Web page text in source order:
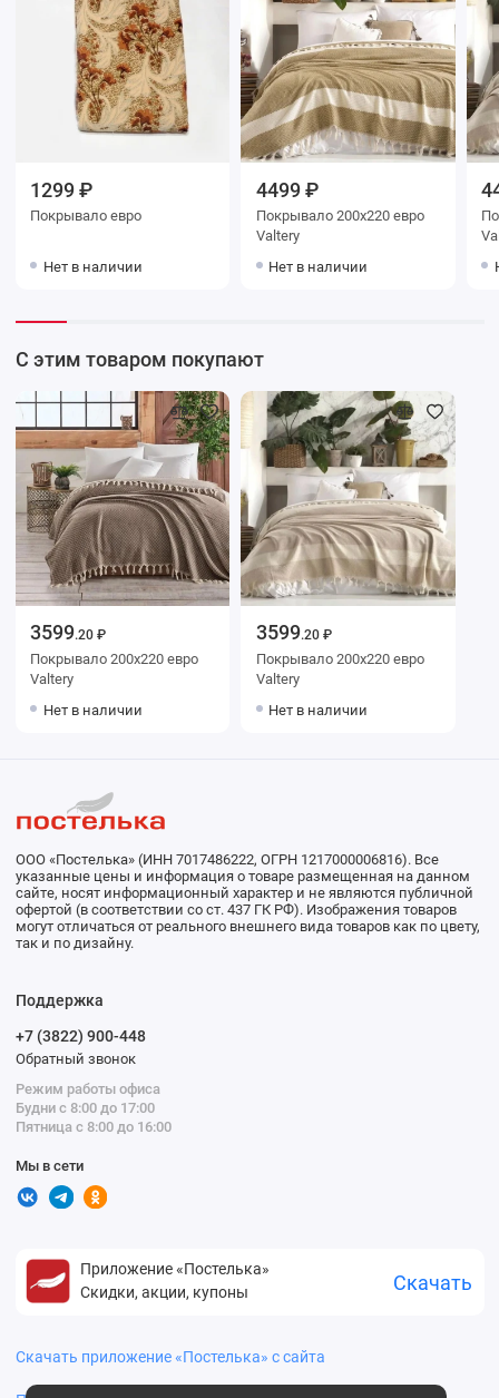
1299 ₽
Покрывало евро
Нет в наличии
4499 ₽
Покрывало 200х220 евро
Valtery
Нет в наличии
С этим товаром покупают
3599.20 ₽
Покрывало 200х220 евро
Valtery
Нет в наличии
3599.20 ₽
Покрывало 200х220 евро
Valtery
Нет в наличии
ООО «Постелька» (ИНН 7017486222, ОГРН 1217000006816). Все
указанные цены и информация о товаре размещенная на данном
сайте, носят информационный характер и не являются публичной
офертой (в соответствии со ст. 437 ГК РФ). Изображения товаров
могут отличаться от реального внешнего вида товаров как по цвету,
так и по дизайну.
Поддержка
+7 (3822) 900-448
Обратный звонок
Режим работы офиса
Будни с 8:00 до 17:00
Пятница с 8:00 до 16:00
Мы в сети
Приложение «Постелька»
Скидки, акции, купоны
Скачать
Скачать приложение «Постелька» с сайта